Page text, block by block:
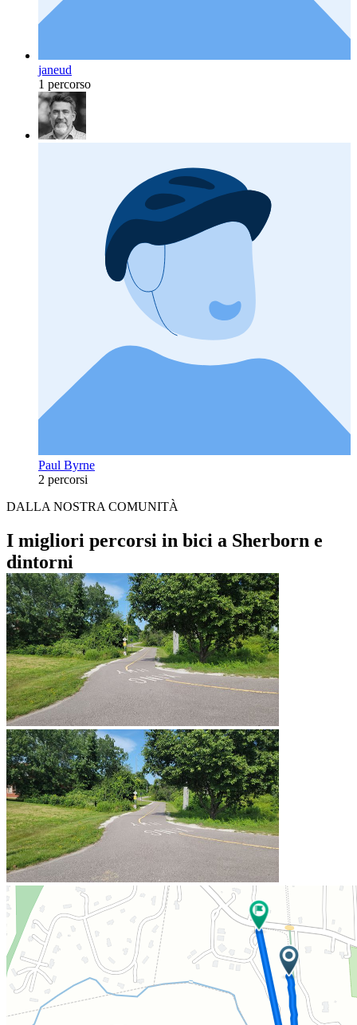
janeud
1 percorso
Paul Byrne
2 percorsi
DALLA NOSTRA COMUNITÀ
I migliori percorsi in bici a Sherborn e
dintorni